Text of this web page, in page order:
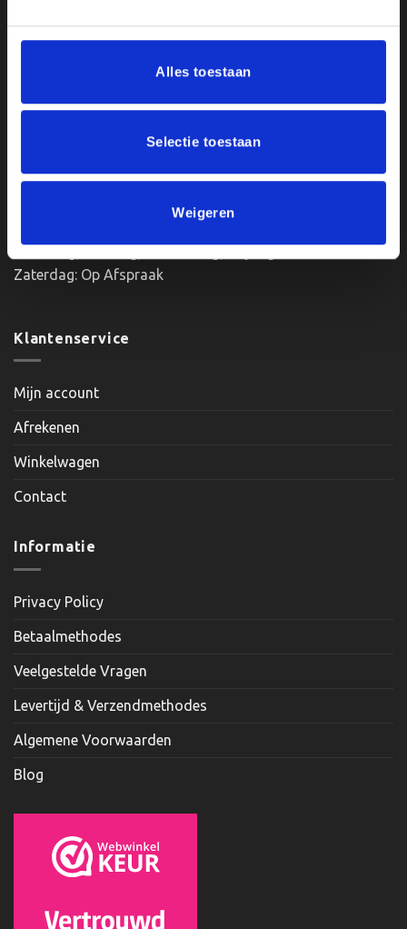
Alles toestaan
Selectie toestaan
Weigeren
kvk: 92898432
Zaterdag: Op Afspraak
Klantenservice
Mijn account
Afrekenen
Winkelwagen
Contact
Informatie
Privacy Policy
Betaalmethodes
Veelgestelde Vragen
Levertijd & Verzendmethodes
Algemene Voorwaarden
Blog